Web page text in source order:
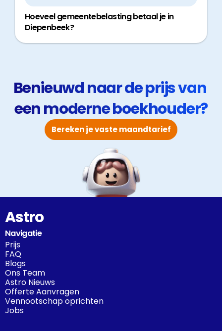
Hoeveel gemeentebelasting betaal je in
Diepenbeek?
Benieuwd naar de prijs van
een moderne boekhouder?
Bereken je vaste maandtarief
Astro
Navigatie
Prijs
FAQ
Blogs
Ons Team
Astro Nieuws
Offerte Aanvragen
Vennootschap oprichten
Jobs